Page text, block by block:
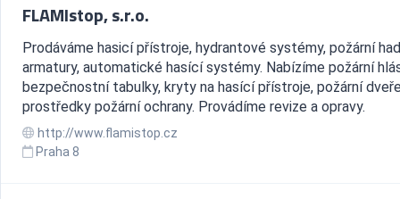
FLAMIstop, s.r.o.
Prodáváme hasicí přístroje, hydrantové systémy, požární
armatury, automatické hasící systémy. Nabízíme požární
bezpečnostní tabulky, kryty na hasící přístroje, požární
prostředky požární ochrany. Provádíme revize a opravy.
http://www.flamistop.cz
Praha 8